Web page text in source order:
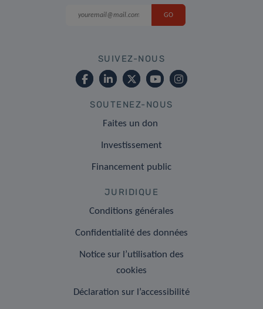
SUIVEZ-NOUS
SOUTENEZ-NOUS
Faites un don
Investissement
Financement public
JURIDIQUE
Conditions générales
Confidentialité des données
Notice sur l’utilisation des
cookies
Déclaration sur l’accessibilité